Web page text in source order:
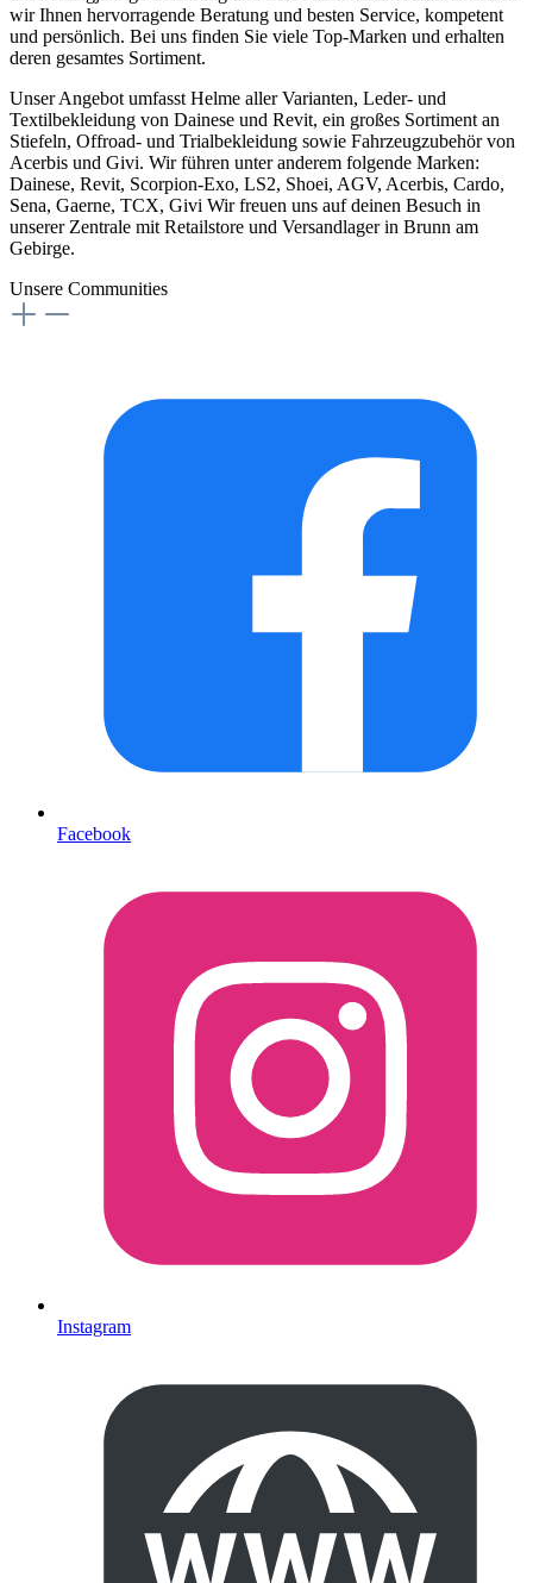
wir Ihnen hervorragende Beratung und besten Service, kompetent
und persönlich. Bei uns finden Sie viele Top-Marken und erhalten
deren gesamtes Sortiment.
Unser Angebot umfasst Helme aller Varianten, Leder- und
Textilbekleidung von Dainese und Revit, ein großes Sortiment an
Stiefeln, Offroad- und Trialbekleidung sowie Fahrzeugzubehör von
Acerbis und Givi. Wir führen unter anderem folgende Marken:
Dainese, Revit, Scorpion-Exo, LS2, Shoei, AGV, Acerbis, Cardo,
Sena, Gaerne, TCX, Givi Wir freuen uns auf deinen Besuch in
unserer Zentrale mit Retailstore und Versandlager in Brunn am
Gebirge.
Unsere Communities
Facebook
Instagram